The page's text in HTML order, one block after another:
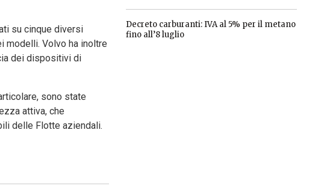
su cinque diversi
modelli. Volvo ha inoltre
dei dispositivi di
sono state
attiva, che
delle Flotte aziendali.
Decreto carburanti: IVA al 5% per il metano
fino all’8 luglio